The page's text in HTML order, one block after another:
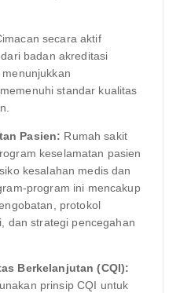
secara aktif
badan akreditasi
standar kualitas
Pasien: Rumah sakit
keselamatan pasien
kesalahan medis dan
program ini mencakup
protokol
dan strategi pencegahan
Berkelanjutan (CQI):
prinsip CQI untuk